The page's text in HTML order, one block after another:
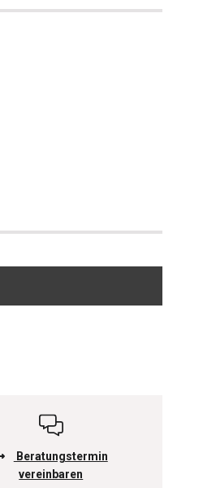
Beratungstermin
vereinbaren